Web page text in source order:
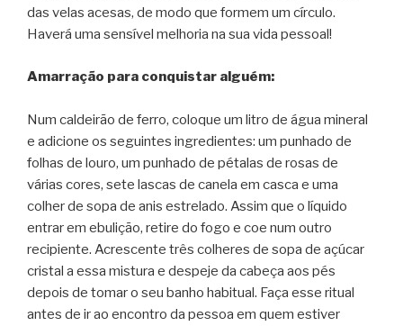
das velas acesas, de modo que formem um círculo.
Haverá uma sensível melhoria na sua vida pessoal!
Amarração para conquistar alguém:
Num caldeirão de ferro, coloque um litro de água mineral
e adicione os seguintes ingredientes: um punhado de
folhas de louro, um punhado de pétalas de rosas de
várias cores, sete lascas de canela em casca e uma
colher de sopa de anis estrelado. Assim que o líquido
entrar em ebulição, retire do fogo e coe num outro
recipiente. Acrescente três colheres de sopa de açúcar
cristal a essa mistura e despeje da cabeça aos pés
depois de tomar o seu banho habitual. Faça esse ritual
antes de ir ao encontro da pessoa em quem estiver